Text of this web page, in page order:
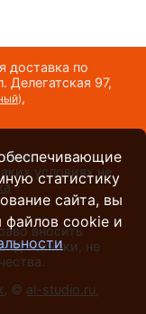
по
Делегатская 97,
,
условиях не
вносить
техники, не
, © al-studio.ru
статистику
сайта, вы
файлов cookie и